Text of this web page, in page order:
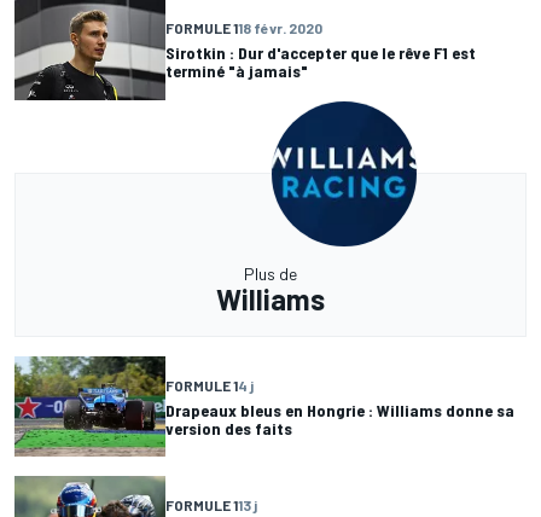
FORMULE 118 févr. 2020
Sirotkin : Dur d'accepter que le rêve F1 est
terminé "à jamais"
Plus de
Williams
FORMULE 14 j
Drapeaux bleus en Hongrie : Williams donne sa
version des faits
FORMULE 113 j